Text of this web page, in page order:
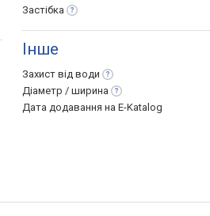
Застібка
Інше
Захист від води
Діаметр / ширина
Дата додавання на E-Katalog